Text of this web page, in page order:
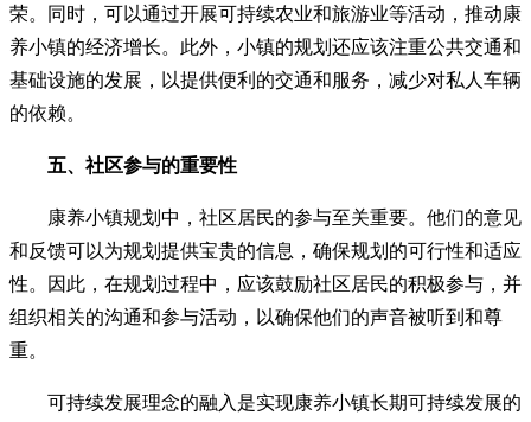
荣。同时，可以通过开展可持续农业和旅游业等活动，推动康
养小镇的经济增长。此外，小镇的规划还应该注重公共交通和
基础设施的发展，以提供便利的交通和服务，减少对私人车辆
的依赖。
五、社区参与的重要性
康养小镇规划中，社区居民的参与至关重要。他们的意见
和反馈可以为规划提供宝贵的信息，确保规划的可行性和适应
性。因此，在规划过程中，应该鼓励社区居民的积极参与，并
组织相关的沟通和参与活动，以确保他们的声音被听到和尊
重。
可持续发展理念的融入是实现康养小镇长期可持续发展的